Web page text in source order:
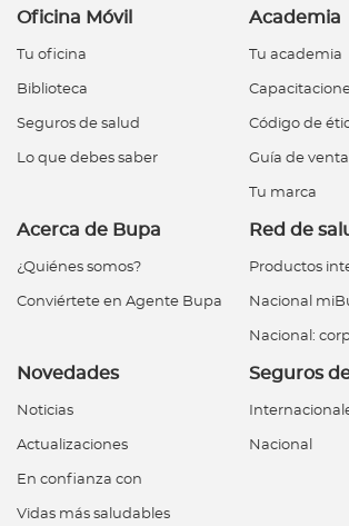
Oficina Móvil
Tu oficina
Biblioteca
Seguros de salud
Lo que debes saber
Academia
Tu academia
Código de
Guía de
Tu marca
Acerca de Bupa
¿Quiénes somos?
Conviértete en Agente Bupa
Red de
Productos
Nacional
Nacional:
Novedades
Noticias
Actualizaciones
En confianza con
Vidas más saludables
Seguros
Nacional